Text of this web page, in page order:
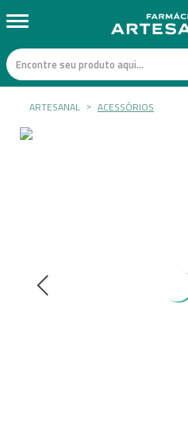
ARTESANAL ACESSÓRIOS